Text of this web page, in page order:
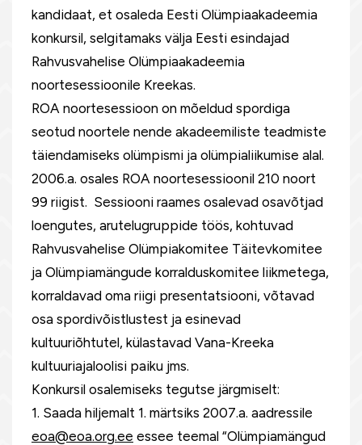
kandidaat, et osaleda Eesti Olümpiaakadeemia
konkursil, selgitamaks välja Eesti esindajad
Rahvusvahelise Olümpiaakadeemia
noortesessioonile Kreekas.
ROA noortesessioon on mõeldud spordiga
seotud noortele nende akadeemiliste teadmiste
täiendamiseks olümpismi ja olümpialiikumise alal.
2006.a. osales ROA noortesessioonil 210 noort
99 riigist. Sessiooni raames osalevad osavõtjad
loengutes, arutelugruppide töös, kohtuvad
Rahvusvahelise Olümpiakomitee Täitevkomitee
ja Olümpiamängude korralduskomitee liikmetega,
korraldavad oma riigi presentatsiooni, võtavad
osa spordivõistlustest ja esinevad
kultuuriõhtutel, külastavad Vana-Kreeka
kultuuriajaloolisi paiku jms.
Konkursil osalemiseks tegutse järgmiselt:
1. Saada hiljemalt 1. märtsiks 2007.a. aadressile
eoa@eoa.org.ee essee teemal “Olümpiamängud